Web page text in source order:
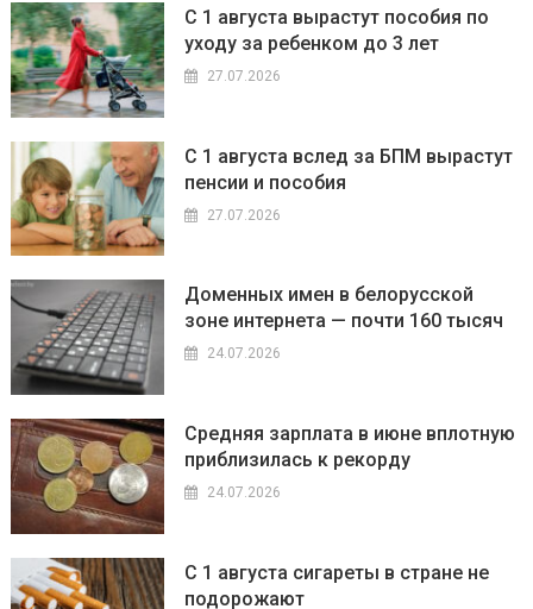
С 1 августа вырастут пособия по
уходу за ребенком до 3 лет
27.07.2026
С 1 августа вслед за БПМ вырастут
пенсии и пособия
27.07.2026
Доменных имен в белорусской
зоне интернета — почти 160 тысяч
24.07.2026
Средняя зарплата в июне вплотную
приблизилась к рекорду
24.07.2026
С 1 августа сигареты в стране не
подорожают